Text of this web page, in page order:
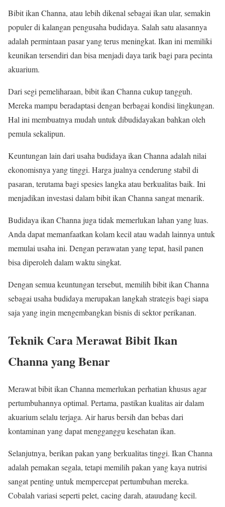
Bibit ikan Channa, atau lebih dikenal sebagai ikan ular, semakin
populer di kalangan pengusaha budidaya. Salah satu alasannya
adalah permintaan pasar yang terus meningkat. Ikan ini memiliki
keunikan tersendiri dan bisa menjadi daya tarik bagi para pecinta
akuarium.
Dari segi pemeliharaan, bibit ikan Channa cukup tangguh.
Mereka mampu beradaptasi dengan berbagai kondisi lingkungan.
Hal ini membuatnya mudah untuk dibudidayakan bahkan oleh
pemula sekalipun.
Keuntungan lain dari usaha budidaya ikan Channa adalah nilai
ekonomisnya yang tinggi. Harga jualnya cenderung stabil di
pasaran, terutama bagi spesies langka atau berkualitas baik. Ini
menjadikan investasi dalam bibit ikan Channa sangat menarik.
Budidaya ikan Channa juga tidak memerlukan lahan yang luas.
Anda dapat memanfaatkan kolam kecil atau wadah lainnya untuk
memulai usaha ini. Dengan perawatan yang tepat, hasil panen
bisa diperoleh dalam waktu singkat.
Dengan semua keuntungan tersebut, memilih bibit ikan Channa
sebagai usaha budidaya merupakan langkah strategis bagi siapa
saja yang ingin mengembangkan bisnis di sektor perikanan.
Teknik Cara Merawat Bibit Ikan
Channa yang Benar
Merawat bibit ikan Channa memerlukan perhatian khusus agar
pertumbuhannya optimal. Pertama, pastikan kualitas air dalam
akuarium selalu terjaga. Air harus bersih dan bebas dari
kontaminan yang dapat mengganggu kesehatan ikan.
Selanjutnya, berikan pakan yang berkualitas tinggi. Ikan Channa
adalah pemakan segala, tetapi memilih pakan yang kaya nutrisi
sangat penting untuk mempercepat pertumbuhan mereka.
Cobalah variasi seperti pelet, cacing darah, atauudang kecil.